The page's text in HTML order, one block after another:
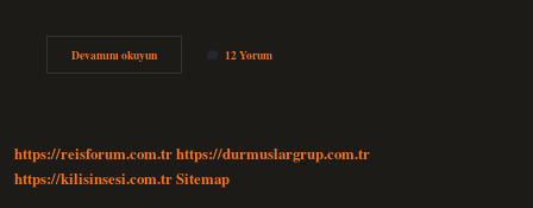
Devamını okuyunOrtaklık
Türleri
12 Yorum
https://reisforum.com.trhttps://durmuslargrup.com.tr
https://kilisinsesi.com.trSitemap